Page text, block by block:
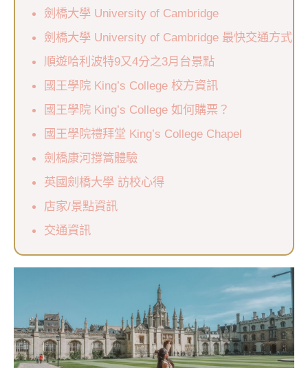
劍橋大學 University of Cambridge
劍橋大學 University of Cambridge 最快交通方式
順遊哈利波特9又4分之3月台景點
國王學院 King’s College 校方資訊
國王學院 King’s College 如何購票？
國王學院禮拜堂 King’s College Chapel
劍橋康河撐篙體驗
英國劍橋大學 訪校心得
店家/景點資訊
交通資訊